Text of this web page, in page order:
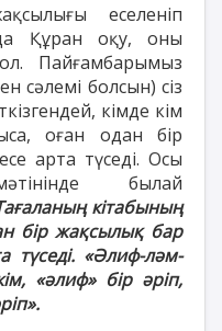
еселеніп
Құран оқу, оны
Пайғамбарымыз
сәлемі болсын) сіз
кімде кім
оған одан бір
арта түседі. Осы
былай
кiтабының
бiр жақсылық бар
түседi. «Әлиф-ләм-
«әлиф» бiр әрiп,